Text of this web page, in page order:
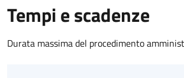
Tempi e scadenze
Durata massima del procedimento